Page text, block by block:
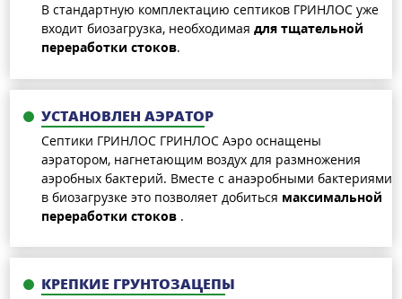
В стандартную комплектацию септиков ГРИНЛОС уже
входит биозагрузка, необходимая для тщательной
переработки стоков.
УСТАНОВЛЕН АЭРАТОР
Септики ГРИНЛОС ГРИНЛОС Аэро оснащены
аэратором, нагнетающим воздух для размножения
аэробных бактерий. Вместе с анаэробными бактериями
в биозагрузке это позволяет добиться максимальной
переработки стоков .
КРЕПКИЕ ГРУНТОЗАЦЕПЫ